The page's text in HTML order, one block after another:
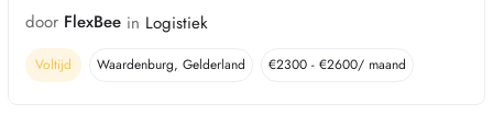
door FlexBee in Logistiek
Voltijd Waardenburg, Gelderland €2300 - €2600/ maand